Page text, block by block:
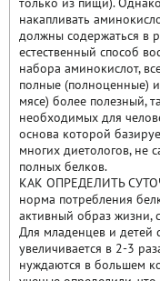
накапливать
должны содержаться в
естественный способ
набора аминокислот,
полные (полноценные)
мясе) более полезный,
необходимых для
основа которой
многих диетологов, не
полных белков.
КАК ОПРЕДЕЛИТЬ
норма потребления
активный образ жизни,
Для младенцев и детей
увеличивается в 2-3
нуждаются в большем